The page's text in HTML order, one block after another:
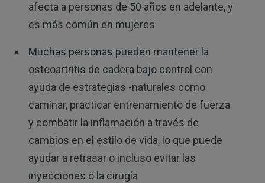
afecta a personas de 50 años en adelante, y
es más común en mujeres
Muchas personas pueden mantener la
osteoartritis de cadera bajo control con
ayuda de estrategias -naturales como
caminar, practicar entrenamiento de fuerza
y combatir la inflamación a través de
cambios en el estilo de vida, lo que puede
ayudar a retrasar o incluso evitar las
inyecciones o la cirugía